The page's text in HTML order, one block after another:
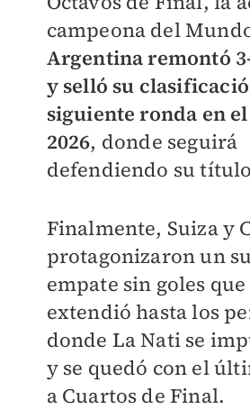
campeona del
Argentina remontó
y selló su
siguiente ronda en
2026, donde seguirá
defendiendo su
Finalmente, Suiza y
protagonizaron un
empate sin goles que
extendió hasta los
donde La Nati se
y se quedó con el
a Cuartos de Final.